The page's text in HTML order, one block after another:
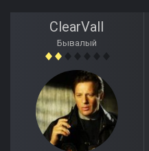
ClearVall
Бывалый